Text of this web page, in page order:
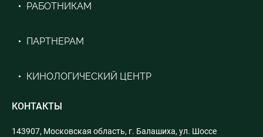
РАБОТНИКАМ
ПАРТНЕРАМ
КИНОЛОГИЧЕСКИЙ ЦЕНТР
КОНТАКТЫ
143907, Московская область, г. Балашиха, ул. Шоссе